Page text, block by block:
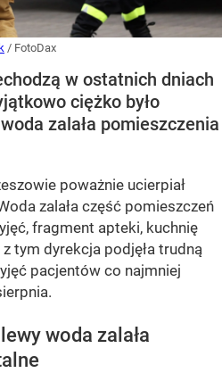
/ FotoDax
w ostatnich dniach
ciężko było
zalała pomieszczenia
poważnie ucierpiał
zalała część pomieszczeń
fragment apteki, kuchnię
tym dyrekcja podjęła trudną
pacjentów co najmniej
woda zalała